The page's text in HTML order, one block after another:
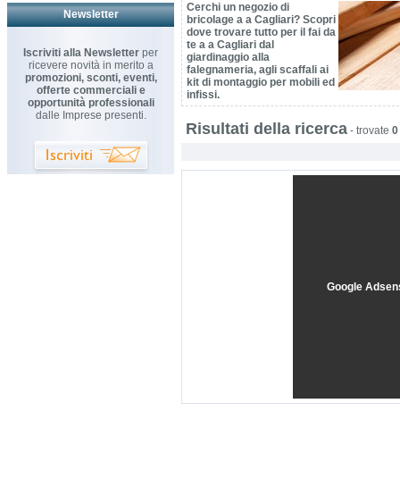
Newsletter
Iscriviti alla Newsletter per
ricevere novità in merito a
promozioni, sconti, eventi,
offerte commerciali e
opportunità professionali
dalle Imprese presenti.
Cerchi un negozio di
bricolage a a Cagliari? Scopri
dove trovare tutto per il fai da
te a a Cagliari dal
giardinaggio alla
falegnameria, agli scaffali ai
kit di montaggio per mobili ed
infissi.
Risultati della ricerca - trovate 0
Google